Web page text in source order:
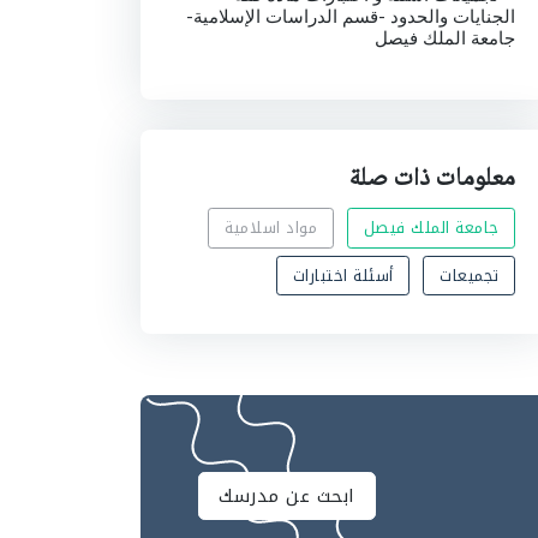
الجنايات والحدود -قسم الدراسات الإسلامية-
جامعة الملك فيصل
معلومات ذات صلة
جامعة الملك فيصل
مواد اسلامية
تجميعات
أسئلة اختبارات
ابحث عن مدرسك